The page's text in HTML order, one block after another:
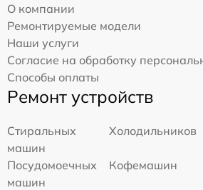
О компании
Ремонтируемые модели
Наши услуги
Согласие на обработку
Способы оплаты
Ремонт устройств
Стиральных
машин
Холодильников
Посудомоечных
машин
Кофемашин